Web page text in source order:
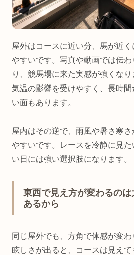
屋外はコースに近い分、馬が近
やすいです。写真や動画では伝
り、競馬場に来た実感が強くな
気温の影響を受けやすく、長時
い面もあります。
屋内はその逆で、雨風や暑さ寒
やすいです。レースを冷静に見
い日には強い選択肢になります。
東西で見え方が変わるの
あるから
同じ屋外でも、方角で体感が変
眩しさが出ると、コースは見え